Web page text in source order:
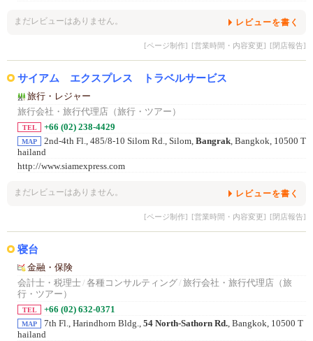
まだレビューはありません。 レビューを書く
[ページ制作] [営業時間・内容変更] [閉店報告]
サイアム エクスプレス トラベルサービス
旅行・レジャー
旅行会社・旅行代理店（旅行・ツアー）
TEL +66 (02) 238-4429
MAP 2nd-4th Fl., 485/8-10 Silom Rd., Silom, Bangrak , Bangkok, 10500 T
hailand
http://www.siamexpress.com
まだレビューはありません。 レビューを書く
[ページ制作] [営業時間・内容変更] [閉店報告]
寝台
金融・保険
会計士・税理士/ 各種コンサルティング/ 旅行会社・旅行代理店（旅
行・ツアー）
TEL +66 (02) 632-0371
MAP 7th Fl., Harindhorn Bldg., 54 North-Sathorn Rd., Bangkok, 10500 T
hailand